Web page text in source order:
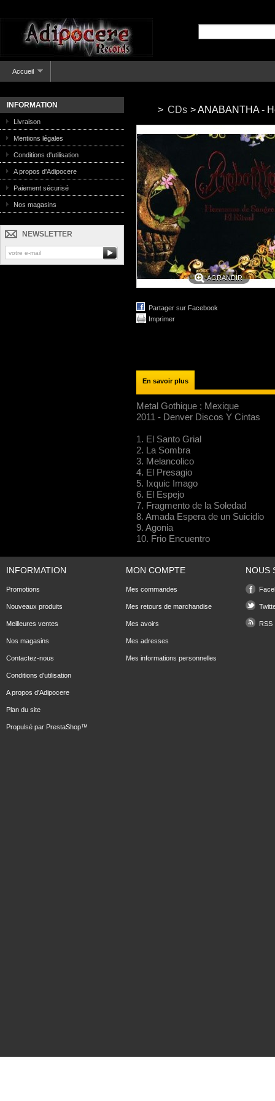
Accueil
INFORMATION
Livraison
Mentions légales
Conditions d'utilisation
A propos d'Adipocere
Paiement sécurisé
Nos magasins
NEWSLETTER
> CDs >ANABANTHA -
AGRANDIR
Partager sur Facebook
Imprimer
En savoir plus
Metal Gothique ; Mexique
2011 - Denver Discos Y Cintas
1. El Santo Grial
2. La Sombra
3. Melancolico
4. El Presagio
5. Ixquic Imago
6. El Espejo
7. Fragmento de la Soledad
8. Amada Espera de un Suicidio
9. Agonia
10. Frio Encuentro
INFORMATION
Promotions
Nouveaux produits
Meilleures ventes
Nos magasins
Contactez-nous
Conditions d'utilisation
A propos d'Adipocere
Plan du site
Propulsé par PrestaShop™
MON COMPTE
Mes commandes
Mes retours de marchandise
Mes avoirs
Mes adresses
Mes informations personnelles
NOUS
RSS